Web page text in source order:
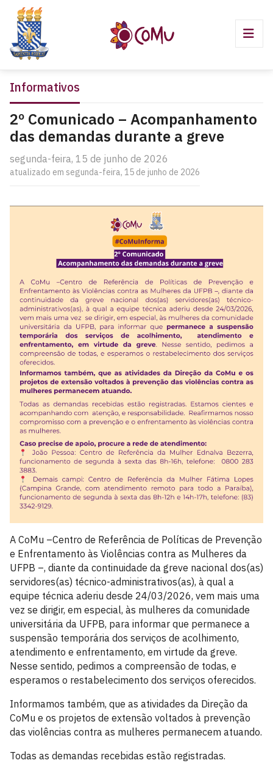
Informativos
2º Comunicado – Acompanhamento
das demandas durante a greve
segunda-feira, 15 de junho de 2026
atualizado em segunda-feira, 15 de junho de 2026
A CoMu –Centro de Referência de Políticas de Prevenção
e Enfrentamento às Violências contra as Mulheres da
UFPB –, diante da continuidade da greve nacional dos(as)
servidores(as) técnico-administrativos(as), à qual a
equipe técnica aderiu desde 24/03/2026, vem mais uma
vez se dirigir, em especial, às mulheres da comunidade
universitária da UFPB, para informar que permanece a
suspensão temporária dos serviços de acolhimento,
atendimento e enfrentamento, em virtude da greve.
Nesse sentido, pedimos a compreensão de todas, e
esperamos o restabelecimento dos serviços oferecidos.
Informamos também, que as atividades da Direção da
CoMu e os projetos de extensão voltados à prevenção
das violências contra as mulheres permanecem atuando.
Todas as demandas recebidas estão registradas.